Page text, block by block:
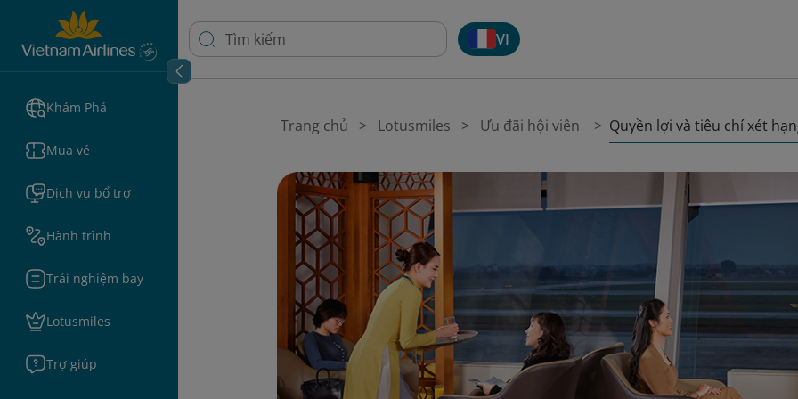
Khám Phá
Mua vé
Dịch vụ bổ trợ
Hành trình
Trải nghiệm bay
Lotusmiles
Trợ giúp
VI
Trang chủ Lotusmiles Ưu đãi hội viên Quyền lợi và tiêu chí xét